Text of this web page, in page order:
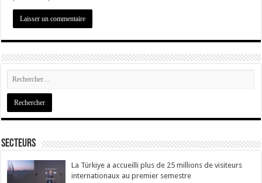
Secteurs
La Türkiye a accueilli plus de 25 millions de visiteurs
internationaux au premier semestre